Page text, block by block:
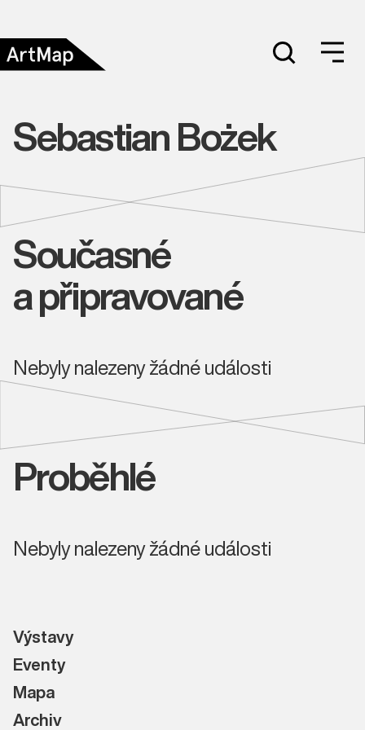
Sebastian Bożek
Současné
a připravované
Nebyly nalezeny žádné události
Proběhlé
Nebyly nalezeny žádné události
Výstavy
Eventy
Mapa
Archiv